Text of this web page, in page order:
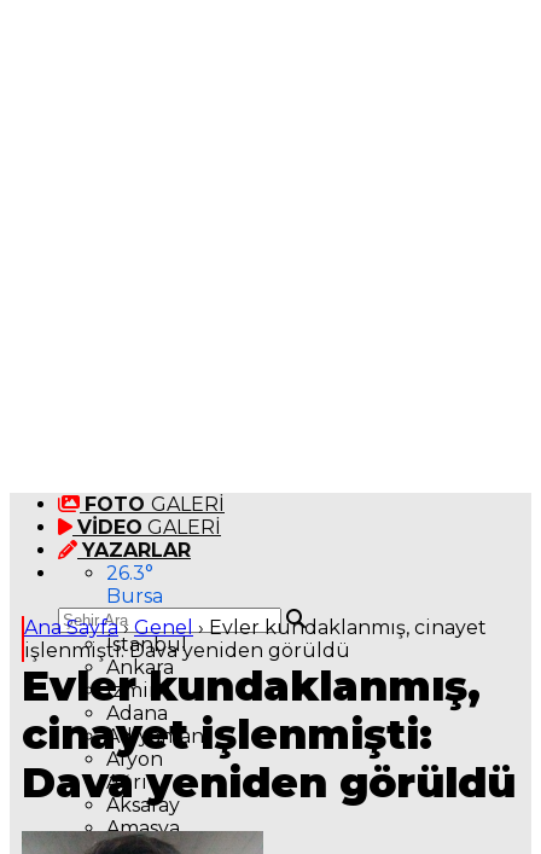
FOTO GALERİ
VİDEO GALERİ
YAZARLAR
26.3°
Bursa
İstanbul
Ankara
İzmir
Adana
Adıyaman
Afyon
Ağrı
Aksaray
Amasya
Ana Sayfa›Genel›Evler kundaklanmış, cinayet
işlenmişti: Dava yeniden görüldü
Evler kundaklanmış,
cinayet işlenmişti:
Dava yeniden görüldü